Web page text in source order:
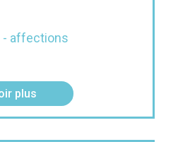
- affections
plus